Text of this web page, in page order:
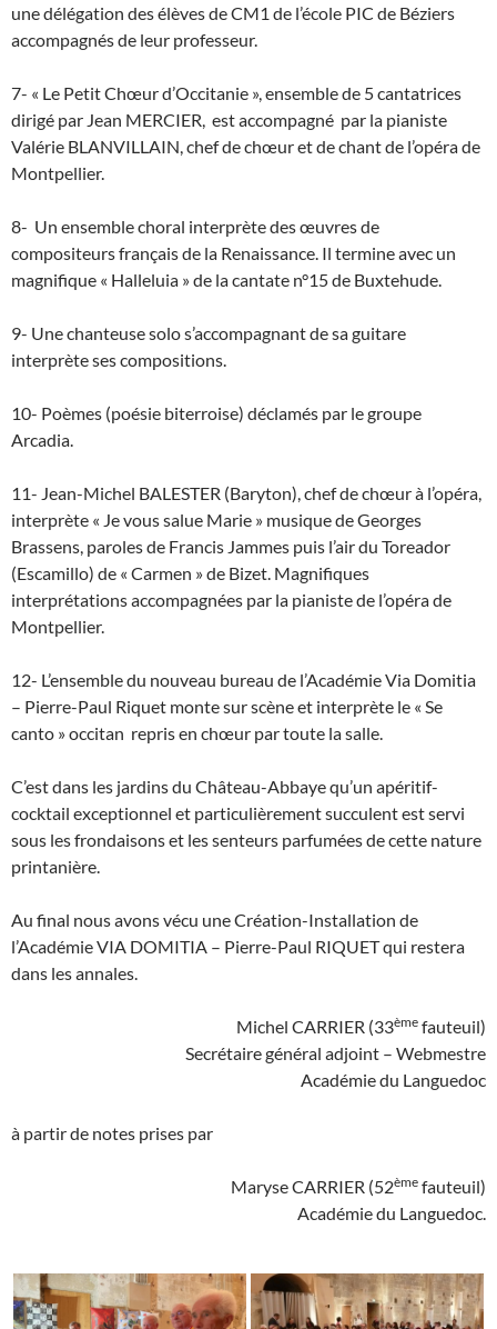
une délégation des élèves de CM1 de l’école PIC de Béziers
accompagnés de leur professeur.
7- « Le Petit Chœur d’Occitanie », ensemble de 5 cantatrices
dirigé par Jean MERCIER, est accompagné par la pianiste
Valérie BLANVILLAIN, chef de chœur et de chant de l’opéra de
Montpellier.
8- Un ensemble choral interprète des œuvres de
compositeurs français de la Renaissance. Il termine avec un
magnifique « Halleluia » de la cantate n°15 de Buxtehude.
9- Une chanteuse solo s’accompagnant de sa guitare
interprète ses compositions.
10- Poèmes (poésie biterroise) déclamés par le groupe
Arcadia.
11- Jean-Michel BALESTER (Baryton), chef de chœur à l’opéra,
interprète « Je vous salue Marie » musique de Georges
Brassens, paroles de Francis Jammes puis l’air du Toreador
(Escamillo) de « Carmen » de Bizet. Magnifiques
interprétations accompagnées par la pianiste de l’opéra de
Montpellier.
12- L’ensemble du nouveau bureau de l’Académie Via Domitia
– Pierre-Paul Riquet monte sur scène et interprète le « Se
canto » occitan repris en chœur par toute la salle.
C’est dans les jardins du Château-Abbaye qu’un apéritif-
cocktail exceptionnel et particulièrement succulent est servi
sous les frondaisons et les senteurs parfumées de cette nature
printanière.
Au final nous avons vécu une Création-Installation de
l’Académie VIA DOMITIA – Pierre-Paul RIQUET qui restera
dans les annales.
Michel CARRIER (33ème fauteuil)
Secrétaire général adjoint – Webmestre
Académie du Languedoc
à partir de notes prises par
Maryse CARRIER (52ème fauteuil)
Académie du Languedoc.